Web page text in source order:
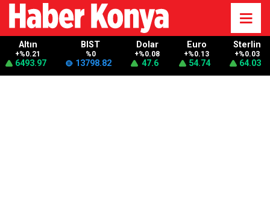
Altın
+%0.21
6493.97
BIST
%0
13798.82
Dolar
+%0.08
47.6
Euro
+%0.13
54.74
Sterlin
+%0.03
64.03